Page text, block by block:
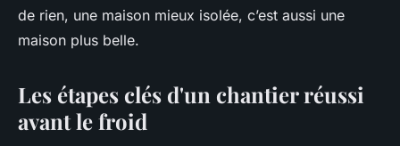
de rien, une maison mieux isolée, c’est aussi une
maison plus belle.
Les étapes clés d'un chantier réussi
avant le froid